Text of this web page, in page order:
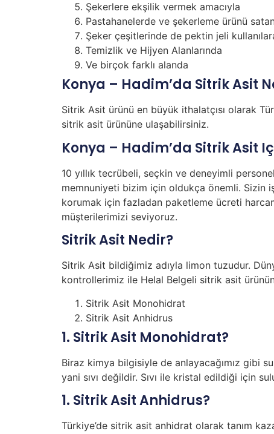
Şekerlere ekşilik vermek amacıyla
Pastahanelerde ve şekerleme ürünü
Şeker çeşitlerinde de pektin jeli
Temizlik ve Hijyen Alanlarında
Ve birçok farklı alanda
Konya – Hadim’da Sitrik Asit
Sitrik Asit ürünü en büyük ithalatçısı olarak
sitrik asit ürününe ulaşabilirsiniz.
Konya – Hadim’da Sitrik Asit
10 yıllık tecrübeli, seçkin ve deneyimli
memnuniyeti bizim için oldukça önemli. Sizin
korumak için fazladan paketleme ücreti
müşterilerimizi seviyoruz.
Sitrik Asit Nedir?
Sitrik Asit bildiğimiz adıyla limon tuzudur.
kontrollerimiz ile Helal Belgeli sitrik asit
Sitrik Asit Monohidrat
Sitrik Asit Anhidrus
1. Sitrik Asit Monohidrat?
Biraz kimya bilgisiyle de anlayacağımız gibi
yani sıvı değildir. Sıvı ile kristal edildiği için
1. Sitrik Asit Anhidrus?
Türkiye’de sitrik asit anhidrat olarak tanım